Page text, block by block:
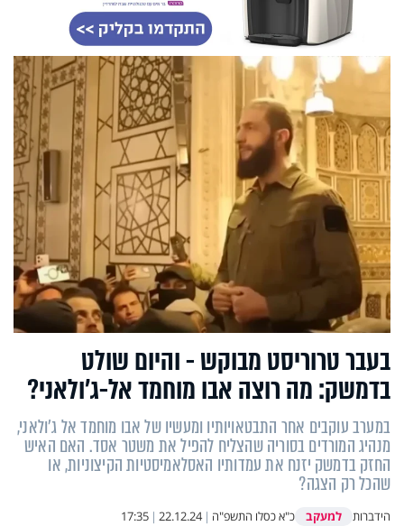
בעבר טרוריסט מבוקש - והיום שולט
בדמשק: מה רוצה אבו מוחמד אל-ג'ולאני?
במערב עוקבים אחר התבטאויותיו ומעשיו של אבו מוחמד אל ג'ולאני,
מנהיג המורדים בסוריה שהצליח להפיל את משטר אסד. האם האיש
החזק בדמשק יזנח את עמדותיו האסלאמיסטיות הקיצוניות, או
שהכל רק הצגה?
הידברות למעקב כ"א כסלו התשפ"ה |
22.12.24
|
17:35